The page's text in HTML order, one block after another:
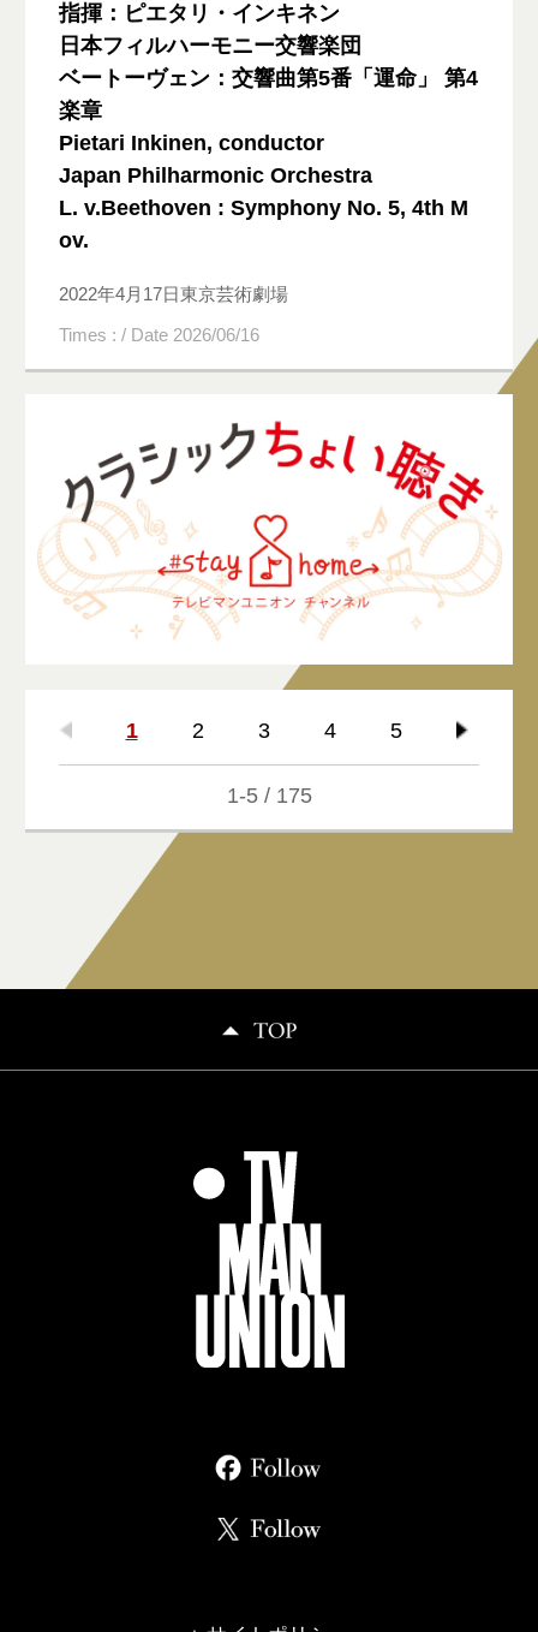
指揮：ピエタリ・インキネン
日本フィルハーモニー交響楽団
ベートーヴェン：交響曲第5番「運命」 第4
楽章
Pietari Inkinen, conductor
Japan Philharmonic Orchestra
L. v.Beethoven : Symphony No. 5, 4th M
ov.
2022年4月17日東京芸術劇場
Times : / Date 2026/06/16
1 2 3 4 5
1-5 / 175